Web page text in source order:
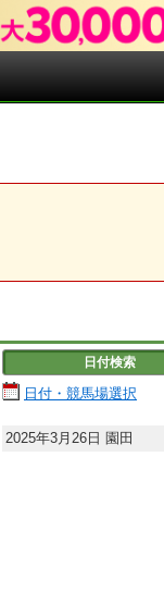
日付検索
日付・競馬場選択
2025年3月26日 園田